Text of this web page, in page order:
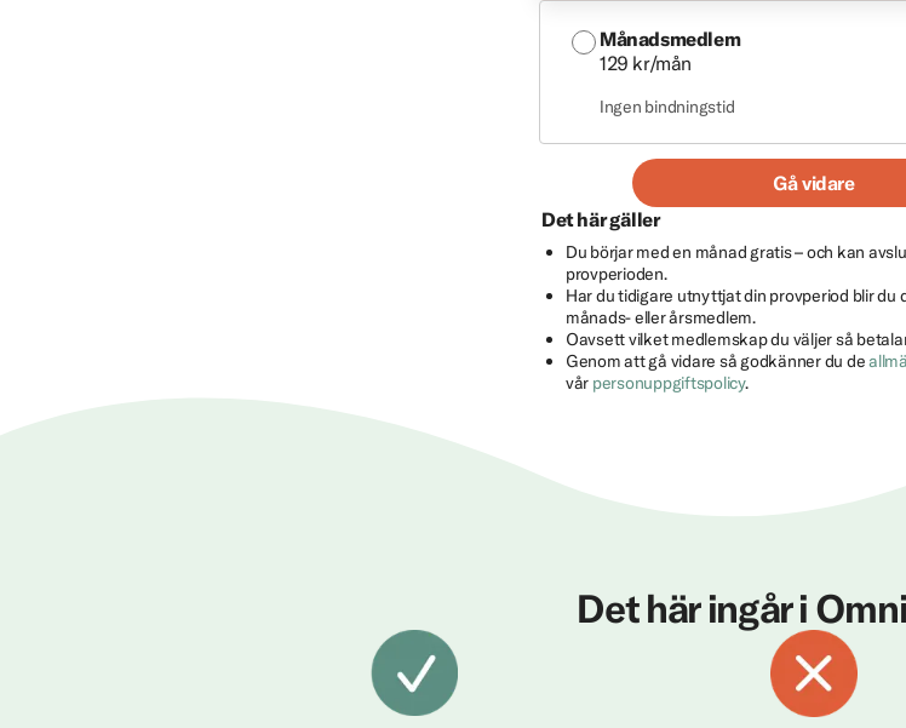
Månadsmedlem
129 kr/mån
Ingen bindningstid
Gå vidare
Det här gäller
Du börjar med en månad gratis – och kan
provperioden.
Har du tidigare utnyttjat din provperiod blir du
månads- eller årsmedlem.
Oavsett vilket medlemskap du väljer så
Genom att gå vidare så godkänner du de
vår personuppgiftspolicy.
Det här ingår i